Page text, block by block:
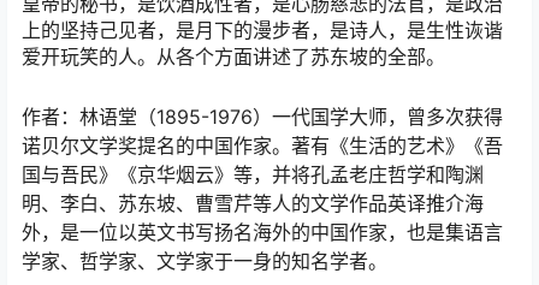
上的坚持己见者，是月下的漫步者，是诗人，是生性诙谐
爱开玩笑的人。从各个方面讲述了苏东坡的全部。
作者：林语堂（1895-1976）一代国学大师，曾多次获得
诺贝尔文学奖提名的中国作家。著有《生活的艺术》《吾
国与吾民》《京华烟云》等，并将孔孟老庄哲学和陶渊
明、李白、苏东坡、曹雪芹等人的文学作品英译推介海
外，是一位以英文书写扬名海外的中国作家，也是集语言
学家、哲学家、文学家于一身的知名学者。